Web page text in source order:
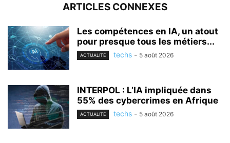
ARTICLES CONNEXES
Les compétences en IA, un atout
pour presque tous les métiers...
ACTUALITÉ techs - 5 août 2026
INTERPOL : L’IA impliquée dans
55% des cybercrimes en Afrique
ACTUALITÉ techs - 5 août 2026